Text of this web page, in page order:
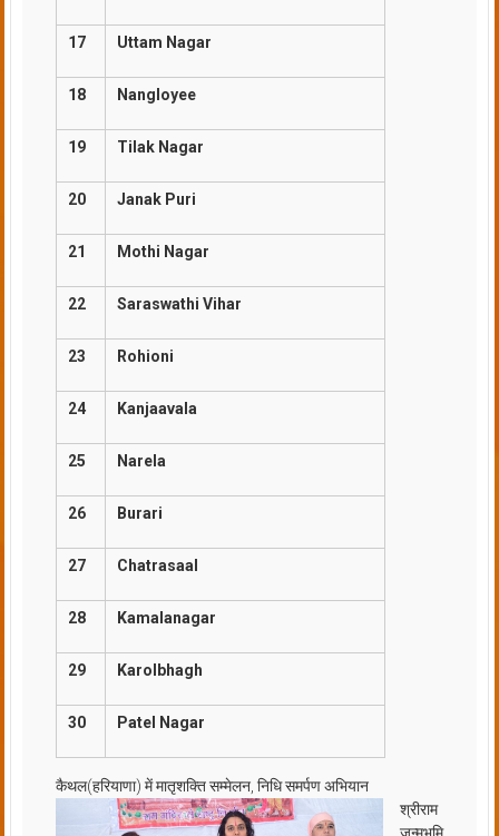
17 Uttam Nagar
18 Nangloyee
19 Tilak Nagar
20 Janak Puri
21 Mothi Nagar
22 Saraswathi Vihar
23 Rohioni
24 Kanjaavala
25 Narela
26 Burari
27 Chatrasaal
28 Kamalanagar
29 Karolbhagh
30 Patel Nagar
कैथल(हरियाणा) में मातृशक्ति सम्मेलन, निधि समर्पण अभियान
श्रीराम